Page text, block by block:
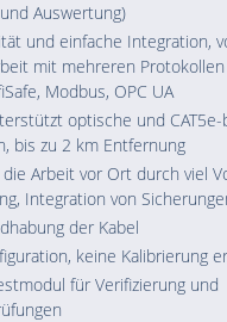
Auswertung)
und einfache Integration,
mit mehreren Protokollen
Modbus, OPC UA
optische und
bis zu 2 km Entfernung
Arbeit vor Ort durch viel
Integration von
der Kabel
keine Kalibrierung
für Verifizierung und